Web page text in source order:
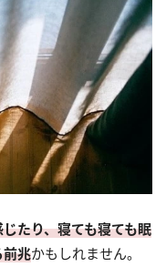
たり、寝ても寝ても眠
前兆かもしれません。